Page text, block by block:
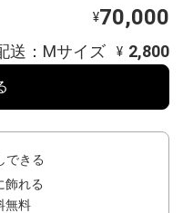
¥70,000
送：Mサイズ ¥ 2,800
できる
飾れる
無料